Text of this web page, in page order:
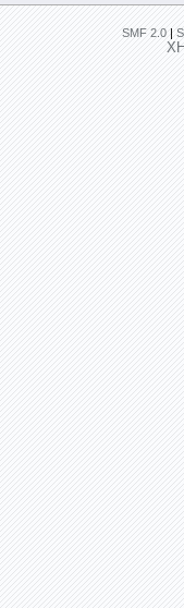
SMF 2.0 |